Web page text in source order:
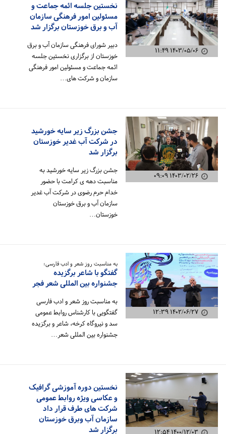
۱۴۰۳/۰۵/۰۶ ۱۱:۴۹
نخستین جلسه ائمه جماعت و
مسئولین امور فرهنگی سازمان
آب و برق خوزستان برگزار شد
دبیر شورای فرهنگی سازمان آب و برق
خوزستان از برگزاری نخستین جلسه
ائمه جماعت و مسئولین امور فرهنگی
سازمان و شرکت های…
۱۴۰۳/۰۲/۲۶ ۰۹:۰۹
جشن بزرگ زیر سایه خورشید
در شرکت آب غدیر خوزستان
برگزار شد
جشن بزرگ زیر سایه خورشید به
مناسبت دهه ی کرامت با حضور
خدام حرم رضوی در شرکت آب غدیر
سازمان آب و برق خوزستان
خوزستان…
۱۴۰۲/۰۶/۲۷ ۱۲:۳۹
به مناسبت روز شعر و ادب فارسی؛
گفتگو با شاعر برگزیده
جشنواره بین المللی شعر فجر
به مناسبت روز شعر و ادب فارسی
گفتگویی با کارشناس روابط عمومی
سد و نیروگاه کرخه، شاعر و برگزیده
جشنواره بین المللی شعر…
۱۴۰۰/۱۲/۰۳ ۱۲:۵۴
نخستین دوره آموزشی گرافیک
و عکاسی ویژه روابط عمومی
شرکت های طرف قرار داد
سازمان آب وبرق خوزستان
برگزار شد